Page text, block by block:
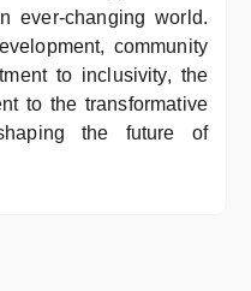
ever-changing world.
community
to inclusivity, the
to the transformative
the future of